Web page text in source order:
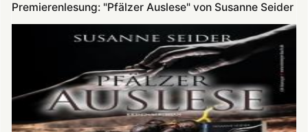
-
in
der
Nikolauskapelle
Premierenlesung: "Pfälzer Auslese" von Susanne Seider